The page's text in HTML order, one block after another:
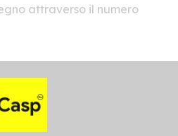
attraverso il numero